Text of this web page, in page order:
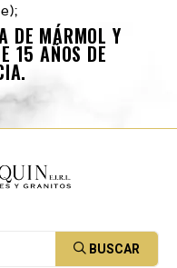
DE MÁRMOL Y
15 AÑOS DE
BUSCAR